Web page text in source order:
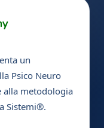
un
Psico Neuro
alla metodologia
Sistemi®.